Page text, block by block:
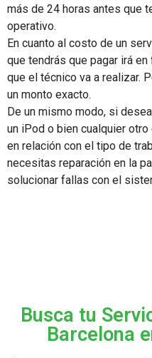
más de 24 horas antes que
operativo.
En cuanto al costo de un
que tendrás que pagar irá
que el técnico va a realizar.
un monto exacto.
De un mismo modo, si
un iPod o bien cualquier
en relación con el tipo de
necesitas reparación en la
solucionar fallas con el
Busca tu
Barcelona